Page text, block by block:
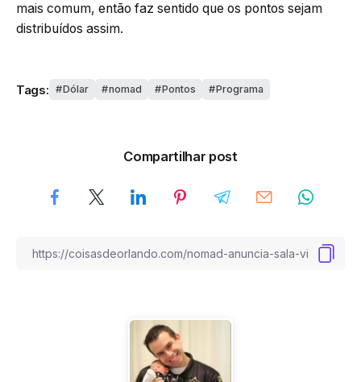
mais comum, então faz sentido que os pontos sejam
distribuídos assim.
Tags: Dólar nomad Pontos Programa
Compartilhar post